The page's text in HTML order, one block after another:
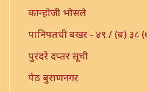
कान्होजी भोसले
पानिपतची बखर - ४९ / (ब) ३८
पुरंदरे दप्तर सूची
पेठ बुराणनगर